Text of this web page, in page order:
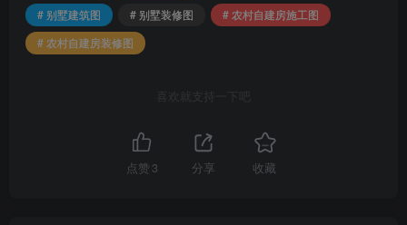
# 别墅建筑图
# 别墅装修图
# 农村自建房施工图
# 农村自建房装修图
喜欢就支持一下吧
点赞 3 分享 收藏